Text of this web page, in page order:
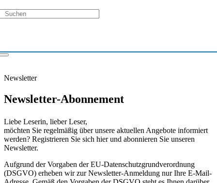
Newsletter
Newsletter-Abonnement
Liebe Leserin, lieber Leser,
möchten Sie regelmäßig über unsere aktuellen Angebote informiert
werden? Registrieren Sie sich hier und abonnieren Sie unseren
Newsletter.
Aufgrund der Vorgaben der EU-Datenschutzgrundverordnung
(DSGVO) erheben wir zur Newsletter-Anmeldung nur Ihre E-Mail-